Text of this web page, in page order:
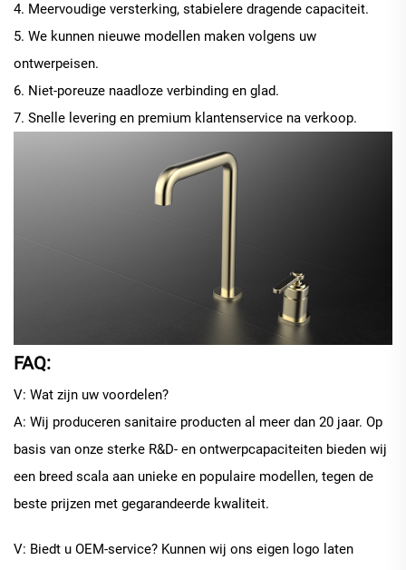
4. Meervoudige versterking, stabielere dragende capaciteit.
5. We kunnen nieuwe modellen maken volgens uw
ontwerpeisen.
6. Niet-poreuze naadloze verbinding en glad.
7. Snelle levering en premium klantenservice na verkoop.
FAQ:
V: Wat zijn uw voordelen?
A: Wij produceren sanitaire producten al meer dan 20 jaar. Op
basis van onze sterke R&D- en ontwerpcapaciteiten bieden wij
een breed scala aan unieke en populaire modellen, tegen de
beste prijzen met gegarandeerde kwaliteit.
V: Biedt u OEM-service? Kunnen wij ons eigen logo laten